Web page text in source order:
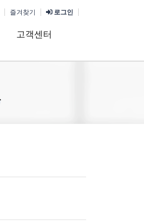
즐겨찾기 로그인
고객센터